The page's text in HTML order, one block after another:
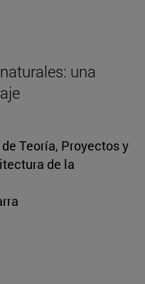
una
Teoría, Proyectos y
de la